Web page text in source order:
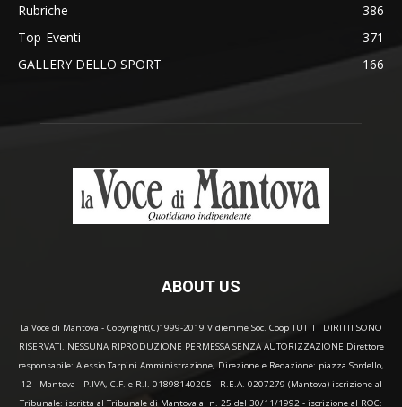
Rubriche
386
Top-Eventi
371
GALLERY DELLO SPORT
166
ABOUT US
La Voce di Mantova - Copyright(C)1999-2019 Vidiemme Soc. Coop TUTTI I DIRITTI SONO
RISERVATI. NESSUNA RIPRODUZIONE PERMESSA SENZA AUTORIZZAZIONE Direttore
responsabile: Alessio Tarpini Amministrazione, Direzione e Redazione: piazza Sordello,
12 - Mantova - P.IVA, C.F. e R.I. 01898140205 - R.E.A. 0207279 (Mantova) iscrizione al
Tribunale: iscritta al Tribunale di Mantova al n. 25 del 30/11/1992 - iscrizione al ROC: